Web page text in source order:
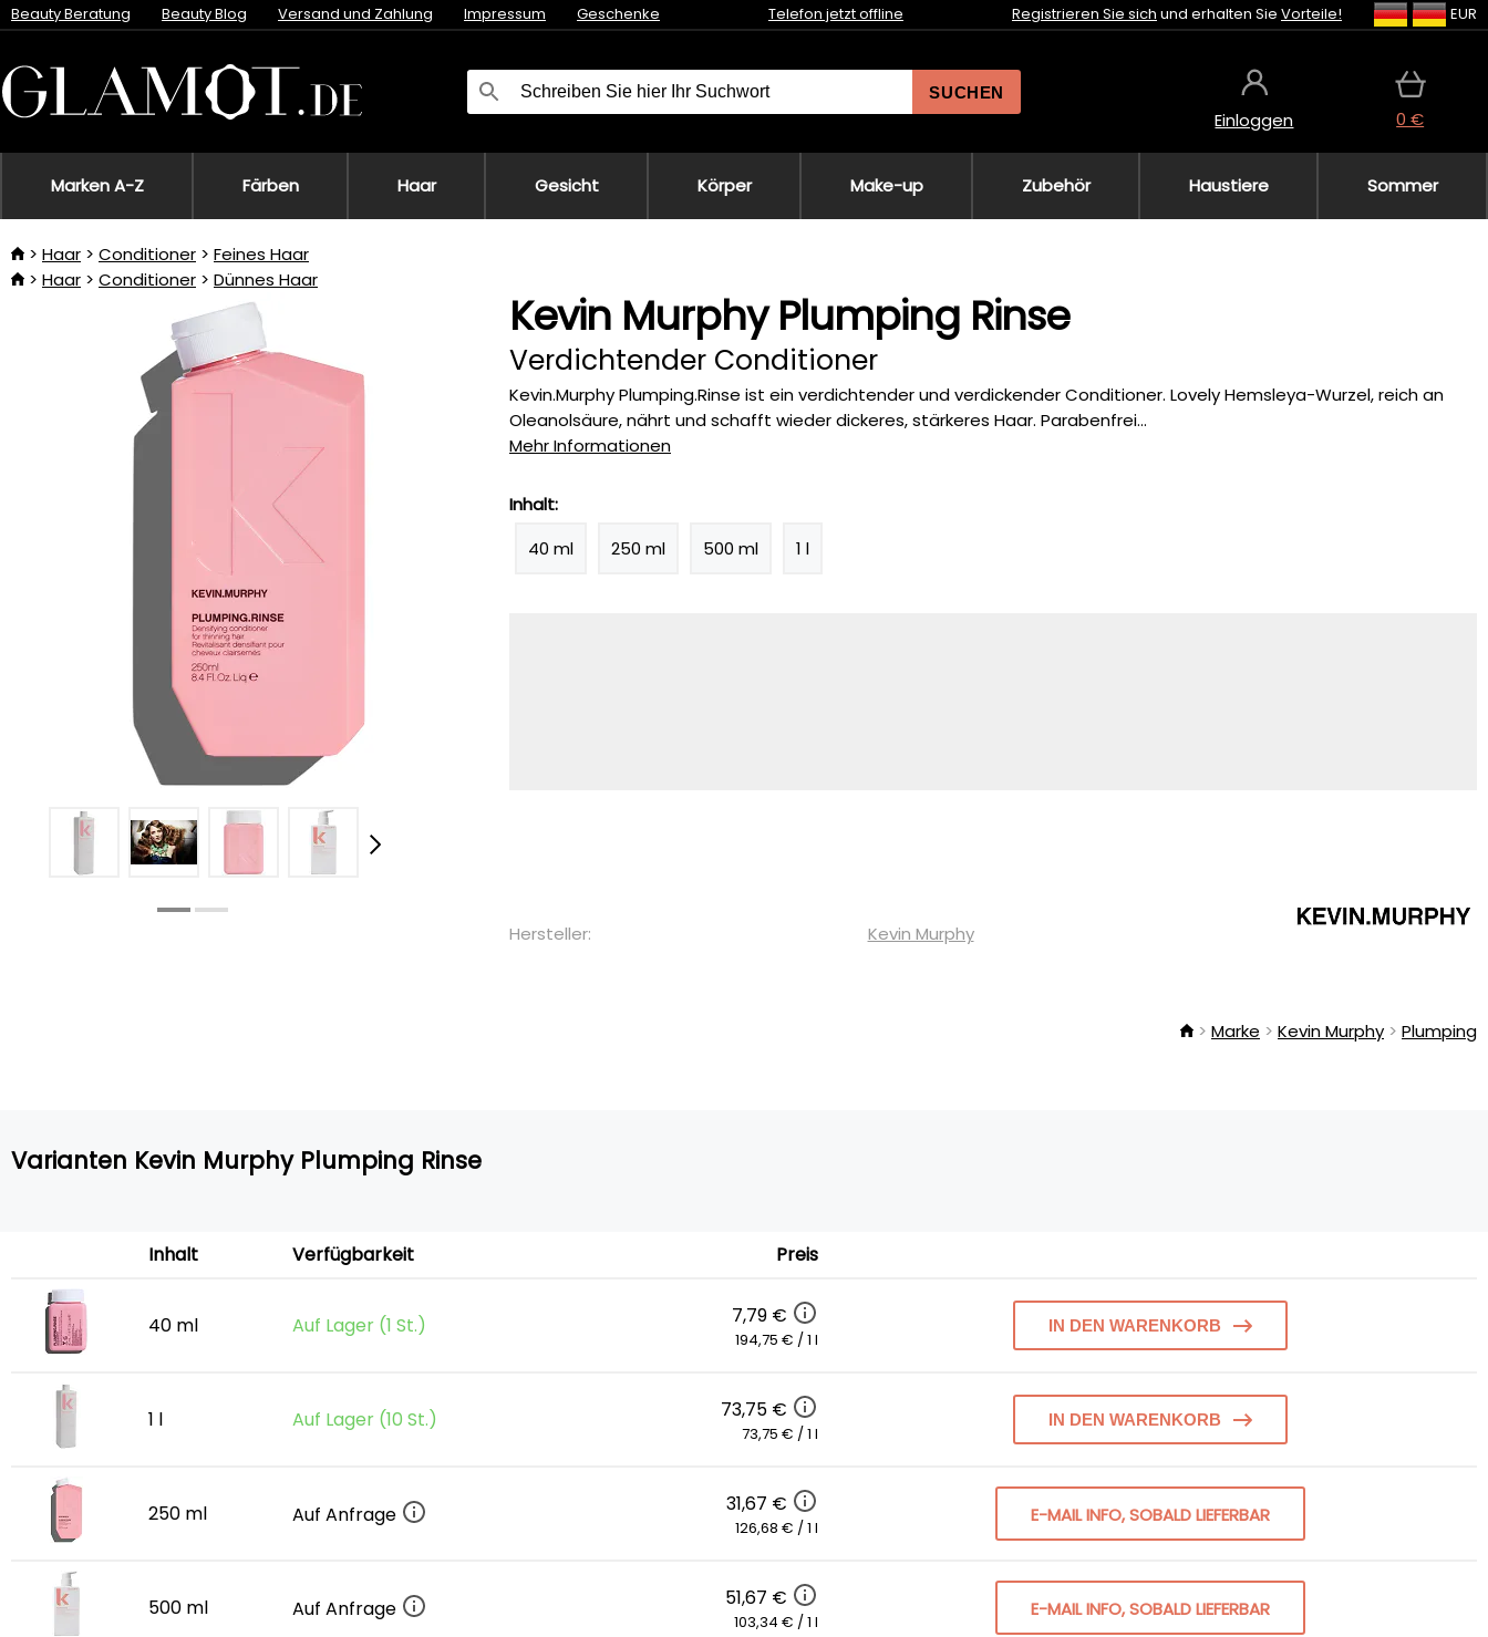
Beauty Beratung Beauty Blog Versand und Zahlung Impressum Geschenke Telefon jetzt offline Registrieren Sie sich und erhalten Sie Vorteile! EUR
SUCHEN
Einloggen 0 €
Marken A-Z Färben Haar Gesicht Körper Make-up Zubehör Haustiere Sommer
Haar Conditioner
Feines Haar
Haar
Conditioner Dünnes Haar
Kevin Murphy Plumping Rinse
Verdichtender Conditioner
Kevin.Murphy Plumping.Rinse ist ein verdichtender und verdickender Conditioner. Lovely Hemsleya-Wurzel, reich an
Oleanolsäure, nährt und schafft wieder dickeres, stärkeres Haar. Parabenfrei...
Mehr Informationen
Inhalt:
40 ml
250 ml 500 ml 1 l
Hersteller: Kevin Murphy
Marke Kevin Murphy Plumping
Varianten Kevin Murphy Plumping Rinse
Inhalt Verfügbarkeit Preis
40 ml Auf Lager (1 St.) 7,79 €
194,75 € / 1 l
IN DEN WARENKORB
1 l Auf Lager (10 St.) 73,75 €
73,75 € / 1 l
IN DEN WARENKORB
250 ml Auf Anfrage 31,67 €
126,68 € / 1 l
E-MAIL INFO, SOBALD LIEFERBAR
500 ml Auf Anfrage 51,67 €
103,34 € / 1 l
E-MAIL INFO, SOBALD LIEFERBAR